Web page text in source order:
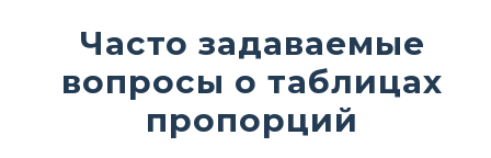
Часто задаваемые
вопросы о таблицах
пропорций